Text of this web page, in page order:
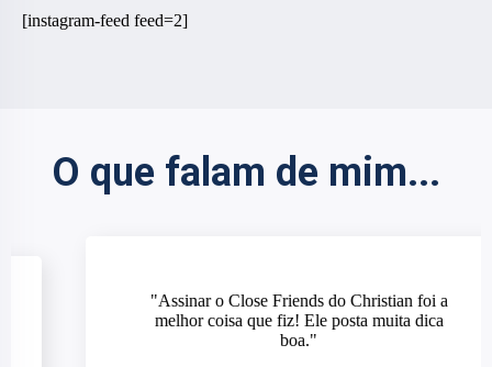
[instagram-feed feed=2]
O que falam de mim...
"Assinar o Close Friends do Christian foi a
melhor coisa que fiz! Ele posta muita dica